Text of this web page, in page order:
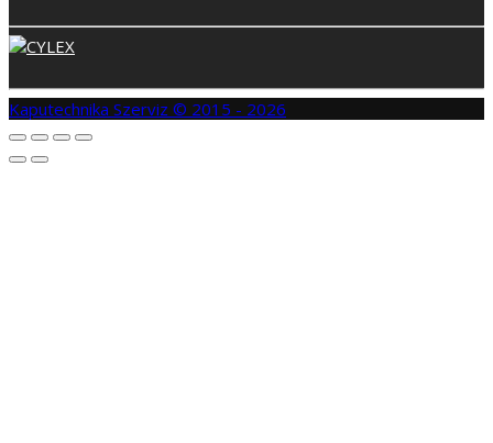
Kaputechnika Szerviz © 2015 - 2026